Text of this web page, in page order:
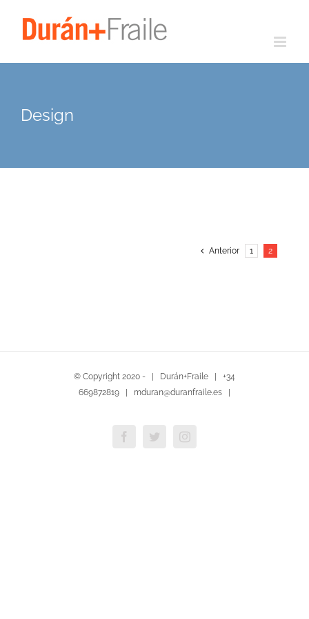
Design
Anterior 1 2
© Copyright 2020 - | Durán+Fraile | +34
669872819 | mduran@duranfraile.es |
FacebookTwitterInstagram